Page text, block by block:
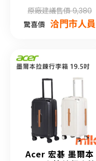
原廠建議售價 9,380
驚喜價 洽門市人員
Acer 宏碁 墨爾本